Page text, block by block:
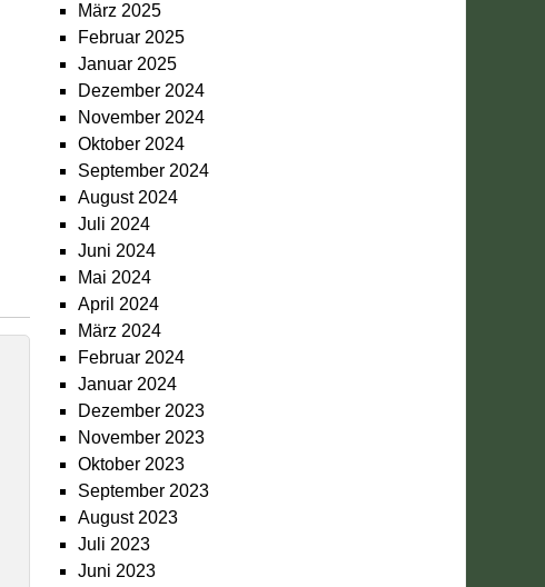
März 2025
Februar 2025
Januar 2025
Dezember 2024
November 2024
Oktober 2024
September 2024
August 2024
Juli 2024
Juni 2024
Mai 2024
April 2024
März 2024
Februar 2024
Januar 2024
Dezember 2023
November 2023
Oktober 2023
September 2023
August 2023
Juli 2023
Juni 2023